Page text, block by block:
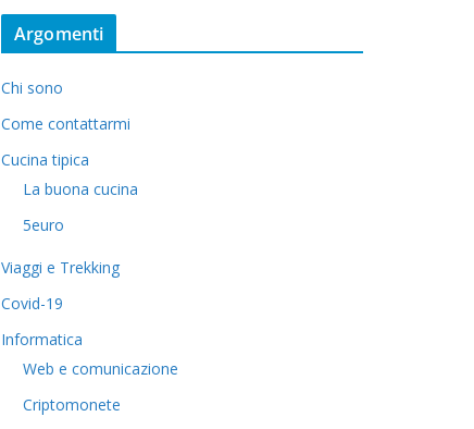
Argomenti
Chi sono
Come contattarmi
Cucina tipica
La buona cucina
5euro
Viaggi e Trekking
Covid-19
Informatica
Web e comunicazione
Criptomonete